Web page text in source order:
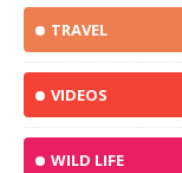
TRAVEL
VIDEOS
WILD LIFE